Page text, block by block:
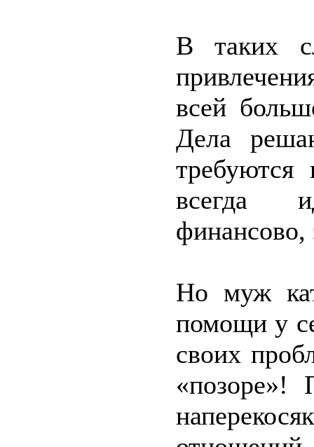
В таких
всей
Дела
требуются
всегда
финансово,
Но муж
помощи у
своих
«позоре»!